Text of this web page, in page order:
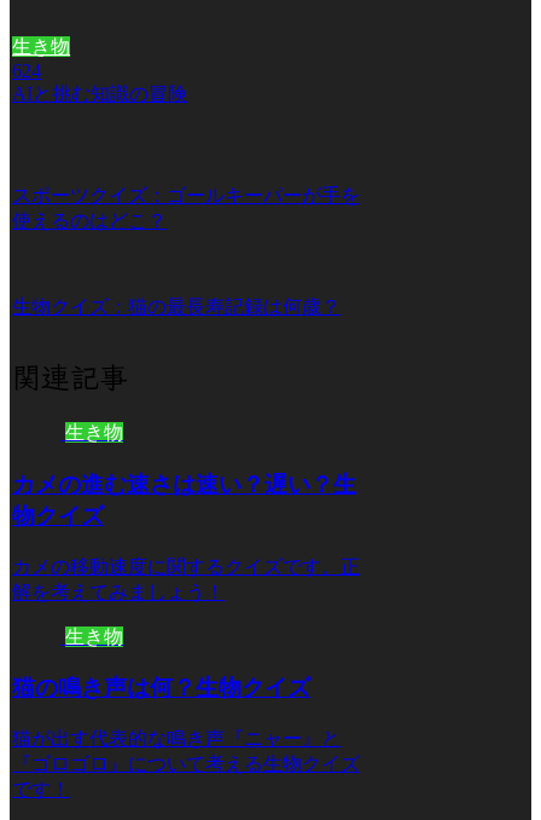
生き物
624
AIと挑む知識の冒険
スポーツクイズ：ゴールキーパーが手を
使えるのはどこ？
生物クイズ：猫の最長寿記録は何歳？
関連記事
生き物
カメの進む速さは速い？遅い？生
物クイズ
カメの移動速度に関するクイズです。正
解を考えてみましょう！
生き物
猫の鳴き声は何？生物クイズ
猫が出す代表的な鳴き声『ニャー』と
『ゴロゴロ』について考える生物クイズ
です！